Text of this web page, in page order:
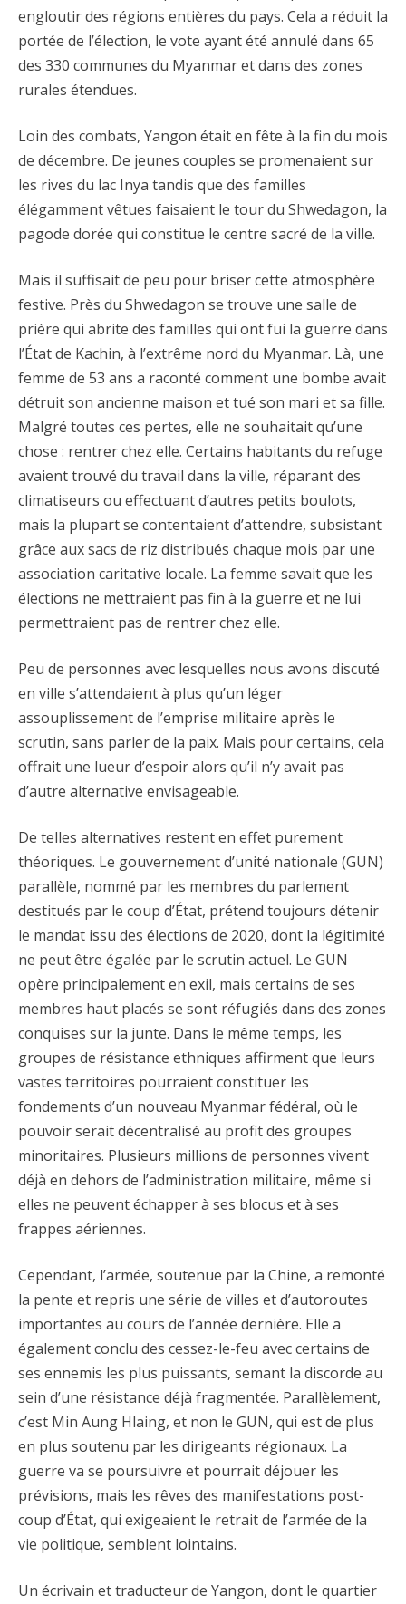
engloutir des régions entières du pays. Cela a réduit la
portée de l’élection, le vote ayant été annulé dans 65
des 330 communes du Myanmar et dans des zones
rurales étendues.
Loin des combats, Yangon était en fête à la fin du mois
de décembre. De jeunes couples se promenaient sur
les rives du lac Inya tandis que des familles
élégamment vêtues faisaient le tour du Shwedagon, la
pagode dorée qui constitue le centre sacré de la ville.
Mais il suffisait de peu pour briser cette atmosphère
festive. Près du Shwedagon se trouve une salle de
prière qui abrite des familles qui ont fui la guerre dans
l’État de Kachin, à l’extrême nord du Myanmar. Là, une
femme de 53 ans a raconté comment une bombe avait
détruit son ancienne maison et tué son mari et sa fille.
Malgré toutes ces pertes, elle ne souhaitait qu’une
chose : rentrer chez elle. Certains habitants du refuge
avaient trouvé du travail dans la ville, réparant des
climatiseurs ou effectuant d’autres petits boulots,
mais la plupart se contentaient d’attendre, subsistant
grâce aux sacs de riz distribués chaque mois par une
association caritative locale. La femme savait que les
élections ne mettraient pas fin à la guerre et ne lui
permettraient pas de rentrer chez elle.
Peu de personnes avec lesquelles nous avons discuté
en ville s’attendaient à plus qu’un léger
assouplissement de l’emprise militaire après le
scrutin, sans parler de la paix. Mais pour certains, cela
offrait une lueur d’espoir alors qu’il n’y avait pas
d’autre alternative envisageable.
De telles alternatives restent en effet purement
théoriques. Le gouvernement d’unité nationale (GUN)
parallèle, nommé par les membres du parlement
destitués par le coup d’État, prétend toujours détenir
le mandat issu des élections de 2020, dont la légitimité
ne peut être égalée par le scrutin actuel. Le GUN
opère principalement en exil, mais certains de ses
membres haut placés se sont réfugiés dans des zones
conquises sur la junte. Dans le même temps, les
groupes de résistance ethniques affirment que leurs
vastes territoires pourraient constituer les
fondements d’un nouveau Myanmar fédéral, où le
pouvoir serait décentralisé au profit des groupes
minoritaires. Plusieurs millions de personnes vivent
déjà en dehors de l’administration militaire, même si
elles ne peuvent échapper à ses blocus et à ses
frappes aériennes.
Cependant, l’armée, soutenue par la Chine, a remonté
la pente et repris une série de villes et d’autoroutes
importantes au cours de l’année dernière. Elle a
également conclu des cessez-le-feu avec certains de
ses ennemis les plus puissants, semant la discorde au
sein d’une résistance déjà fragmentée. Parallèlement,
c’est Min Aung Hlaing, et non le GUN, qui est de plus
en plus soutenu par les dirigeants régionaux. La
guerre va se poursuivre et pourrait déjouer les
prévisions, mais les rêves des manifestations post-
coup d’État, qui exigeaient le retrait de l’armée de la
vie politique, semblent lointains.
Un écrivain et traducteur de Yangon, dont le quartier